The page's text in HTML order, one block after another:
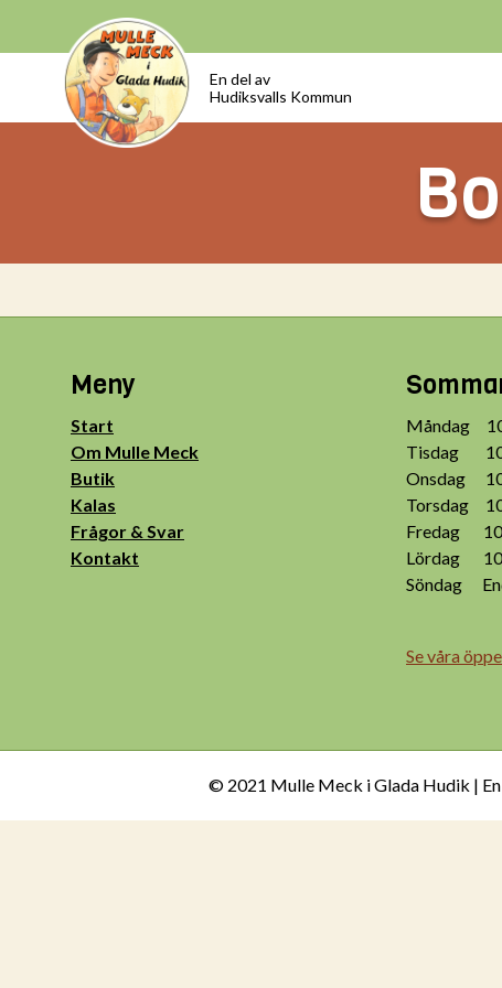
En del av
Hudiksvalls Kommun
Meny
Start
Om Mulle Meck
Butik
Kalas
Frågor & Svar
Kontakt
Måndag
Tisdag
Onsdag
Torsdag
Fredag
Lördag
Söndag
Se våra
© 2021 Mulle Meck i Glada Hudik | En